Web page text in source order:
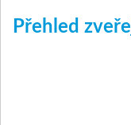
Přehled